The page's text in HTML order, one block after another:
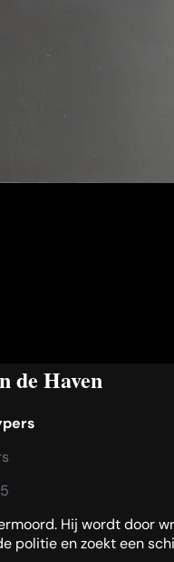
de Haven
Hij wordt door
politie en zoekt een